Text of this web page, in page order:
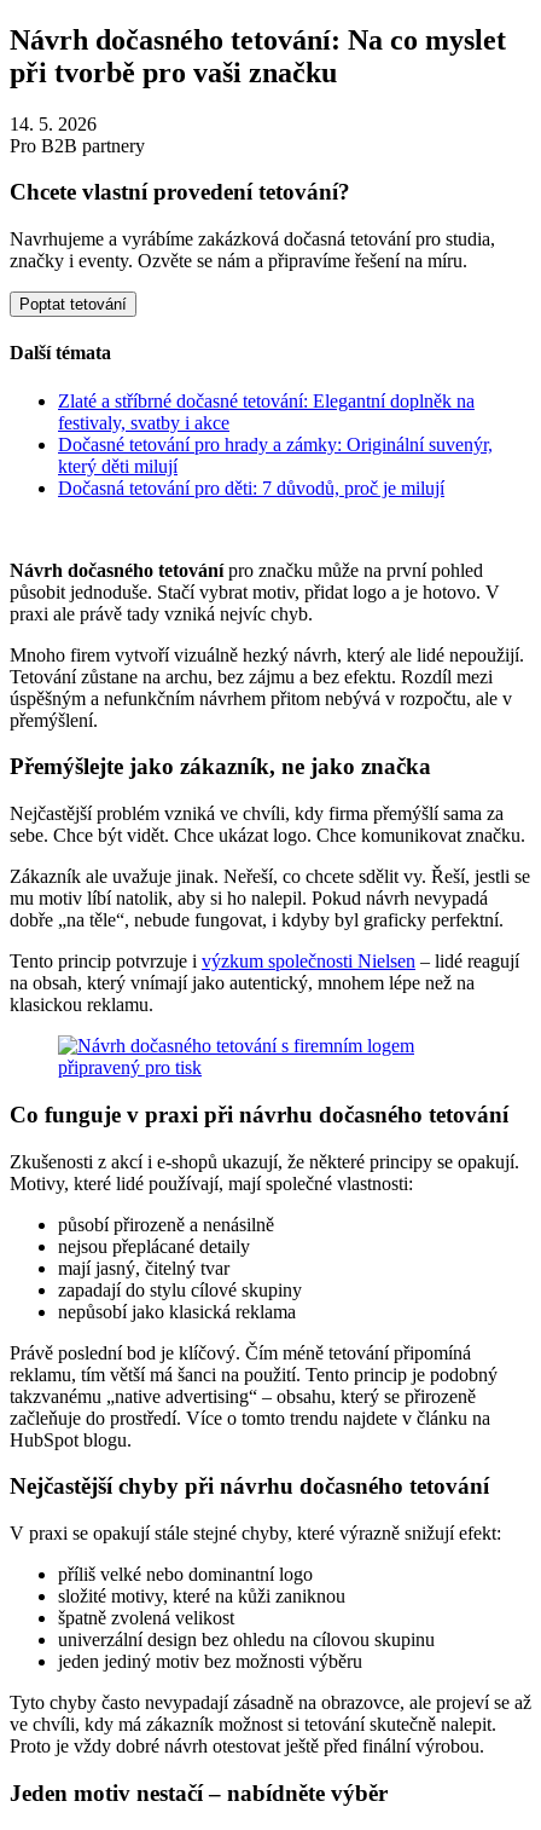
Návrh dočasného tetování: Na co myslet
při tvorbě pro vaši značku
14. 5. 2026
Pro B2B partnery
Chcete vlastní provedení tetování?
Navrhujeme a vyrábíme zakázková dočasná tetování pro studia,
značky i eventy. Ozvěte se nám a připravíme řešení na míru.
Poptat tetování
Další témata
Zlaté a stříbrné dočasné tetování: Elegantní doplněk na
festivaly, svatby i akce
Dočasné tetování pro hrady a zámky: Originální suvenýr,
který děti milují
Dočasná tetování pro děti: 7 důvodů, proč je milují
Návrh dočasného tetovánípro značku může na první pohled
působit jednoduše. Stačí vybrat motiv, přidat logo a je hotovo. V
praxi ale právě tady vzniká nejvíc chyb.
Mnoho firem vytvoří vizuálně hezký návrh, který ale lidé nepoužijí.
Tetování zůstane na archu, bez zájmu a bez efektu. Rozdíl mezi
úspěšným a nefunkčním návrhem přitom nebývá v rozpočtu, ale v
přemýšlení.
Přemýšlejte jako zákazník, ne jako značka
Nejčastější problém vzniká ve chvíli, kdy firma přemýšlí sama za
sebe. Chce být vidět. Chce ukázat logo. Chce komunikovat značku.
Zákazník ale uvažuje jinak. Neřeší, co chcete sdělit vy. Řeší, jestli se
mu motiv líbí natolik, aby si ho nalepil. Pokud návrh nevypadá
dobře „na těle“, nebude fungovat, i kdyby byl graficky perfektní.
Tento princip potvrzuje i výzkum společnosti Nielsen – lidé reagují
na obsah, který vnímají jako autentický, mnohem lépe než na
klasickou reklamu.
Co funguje v praxi při návrhu dočasného tetování
Zkušenosti z akcí i e-shopů ukazují, že některé principy se opakují.
Motivy, které lidé používají, mají společné vlastnosti:
působí přirozeně a nenásilně
nejsou přeplácané detaily
mají jasný, čitelný tvar
zapadají do stylu cílové skupiny
nepůsobí jako klasická reklama
Právě poslední bod je klíčový. Čím méně tetování připomíná
reklamu, tím větší má šanci na použití. Tento princip je podobný
takzvanému „native advertising“ – obsahu, který se přirozeně
začleňuje do prostředí. Více o tomto trendu najdete v článku na
HubSpot blogu.
Nejčastější chyby při návrhu dočasného tetování
V praxi se opakují stále stejné chyby, které výrazně snižují efekt:
příliš velké nebo dominantní logo
složité motivy, které na kůži zaniknou
špatně zvolená velikost
univerzální design bez ohledu na cílovou skupinu
jeden jediný motiv bez možnosti výběru
Tyto chyby často nevypadají zásadně na obrazovce, ale projeví se až
ve chvíli, kdy má zákazník možnost si tetování skutečně nalepit.
Proto je vždy dobré návrh otestovat ještě před finální výrobou.
Jeden motiv nestačí – nabídněte výběr